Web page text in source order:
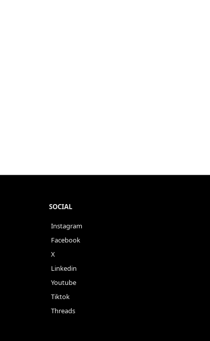
SOCIAL
Instagram
Facebook
X
Linkedin
Youtube
Tiktok
Threads